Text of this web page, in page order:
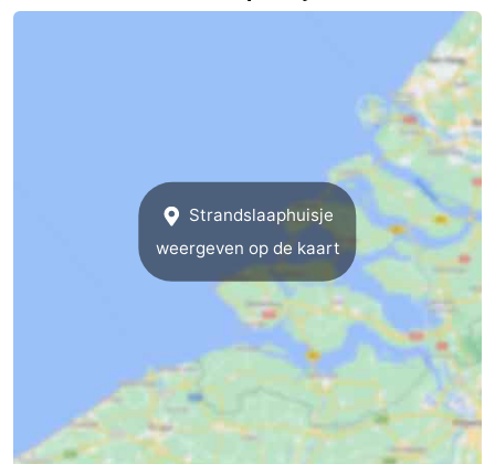
Veere
-
Retranchement
-
Strandslaaphuisje
weergeven op de kaart